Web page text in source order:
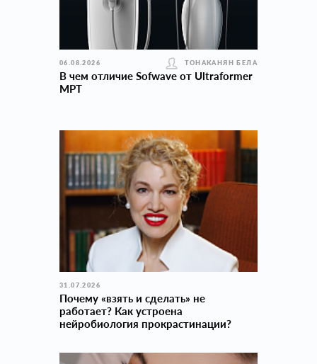
06.08.2026 ТОНАКАНЯН БЕЛА
В чем отличие Sofwave от Ultraformer
MPT
31.07.2026
Почему «взять и сделать» не
работает? Как устроена
нейробиология прокраcтинации?